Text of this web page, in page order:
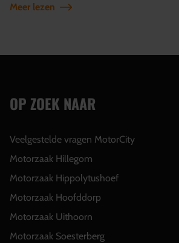
Meer lezen
OP ZOEK NAAR
Veelgestelde vragen MotorCity
Motorzaak Hillegom
Motorzaak Hippolytushoef
Motorzaak Hoofddorp
Motorzaak Uithoorn
Motorzaak Soesterberg